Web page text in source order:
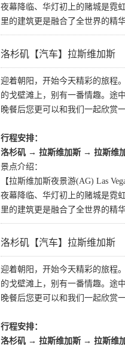
夜幕降临、华灯初上的赌城是霓
里的建筑更是融合了全世界的精
洛杉矶【汽车】拉斯维加斯
迎着朝阳，开始今天精彩的旅程
的戈壁滩上，别有一番情趣。途
晚餐后您更可以和我们一起欣赏
行程安排：
洛杉矶 → 拉斯维加斯 → 拉斯维
景点介绍：
【拉斯维加斯夜景游(AG) Las
夜幕降临、华灯初上的赌城是霓
里的建筑更是融合了全世界的精
洛杉矶【汽车】拉斯维加斯
迎着朝阳，开始今天精彩的旅程
的戈壁滩上，别有一番情趣。途
晚餐后您更可以和我们一起欣赏
行程安排：
洛杉矶 → 拉斯维加斯 → 拉斯维